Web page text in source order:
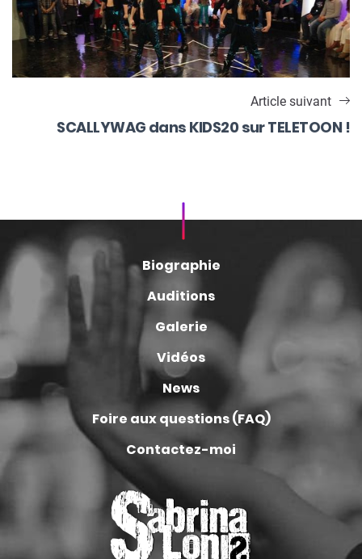
Article suivant
SCALLYWAG dans KIDS20 sur TELETOON !
Biographie
Auditions
Galerie
Vidéos
News
Foire aux questions (FAQ)
Contactez-moi